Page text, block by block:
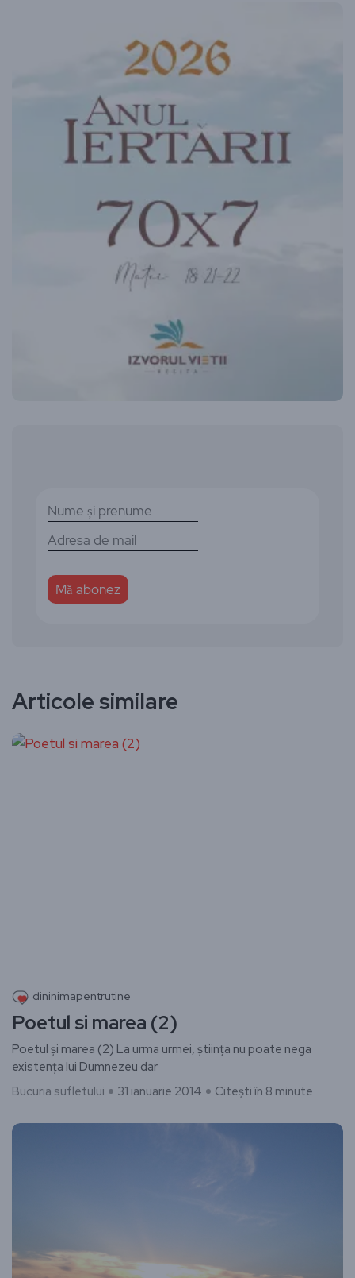
Articole similare
dininimapentrutine
Poetul si marea (2)
Poetul și marea (2) ​La urma urmei, știința nu poate nega
existența lui Dumnezeu dar
Bucuria sufletului
31 ianuarie 2014 Citești în 8 minute